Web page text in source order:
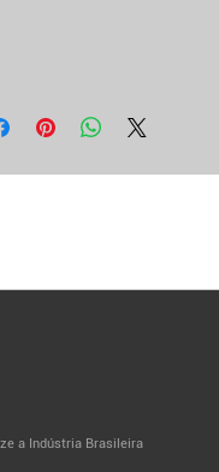
a Indústria Brasileira